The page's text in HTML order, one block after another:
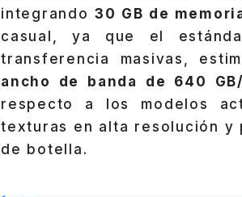
integrando 30 GB de
casual, ya que el
transferencia masivas,
ancho de banda de 640
respecto a los modelos
texturas en alta resolución y
de botella.